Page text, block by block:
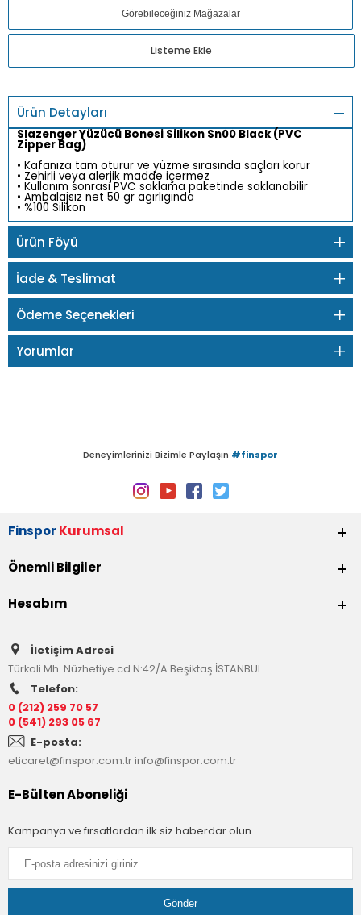
Görebileceğiniz Mağazalar
Listeme Ekle
Ürün Detayları
Slazenger Yüzücü Bonesi Silikon Sn00 Black (PVC
Zipper Bag)
• Kafanıza tam oturur ve yüzme sırasında saçları korur
• Zehirli veya alerjik madde içermez
• Kullanım sonrası PVC saklama paketinde saklanabilir
• Ambalajsız net 50 gr agırlıgında
• %100 Silikon
Ürün Föyü
İade & Teslimat
Ödeme Seçenekleri
Yorumlar
Deneyimlerinizi Bizimle Paylaşın #finspor
Finspor Kurumsal
Önemli Bilgiler
Hesabım
İletişim Adresi
Türkali Mh. Nüzhetiye cd.N:42/A Beşiktaş İSTANBUL
Telefon:
0 (212) 259 70 57
0 (541) 293 05 67
E-posta:
eticaret@finspor.com.trinfo@finspor.com.tr
E-Bülten Aboneliği
Kampanya ve fırsatlardan ilk siz haberdar olun.